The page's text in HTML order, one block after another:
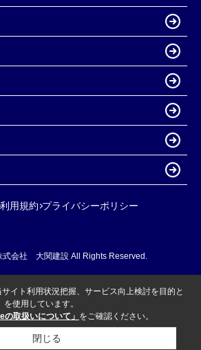
利用規約 プライバシーポリシー
式会社 大関建設 All Rights Reserved.
イト利用状況把握、サービス向上検討を目的と
使用しています。
の取扱いについて」 をご確認ください。
閉じる